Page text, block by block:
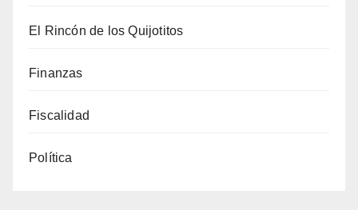
El Rincón de los Quijotitos
Finanzas
Fiscalidad
Política